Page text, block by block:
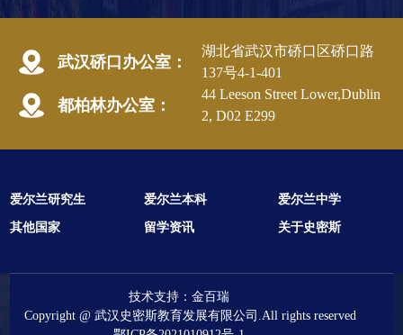
武汉硚口办公室：
湖北省武汉市硚口区硚口路
137号4-1-401
都柏林办公室：
44 Leeson Street Lower,Dublin
2, D02 E299
爱尔兰研究生 爱尔兰本科 爱尔兰中学
其他国家 留学资讯 关于史密斯
技术支持： 金百瑞
Copyright @ 武汉史密斯教育发展有限公司.All rights reserved